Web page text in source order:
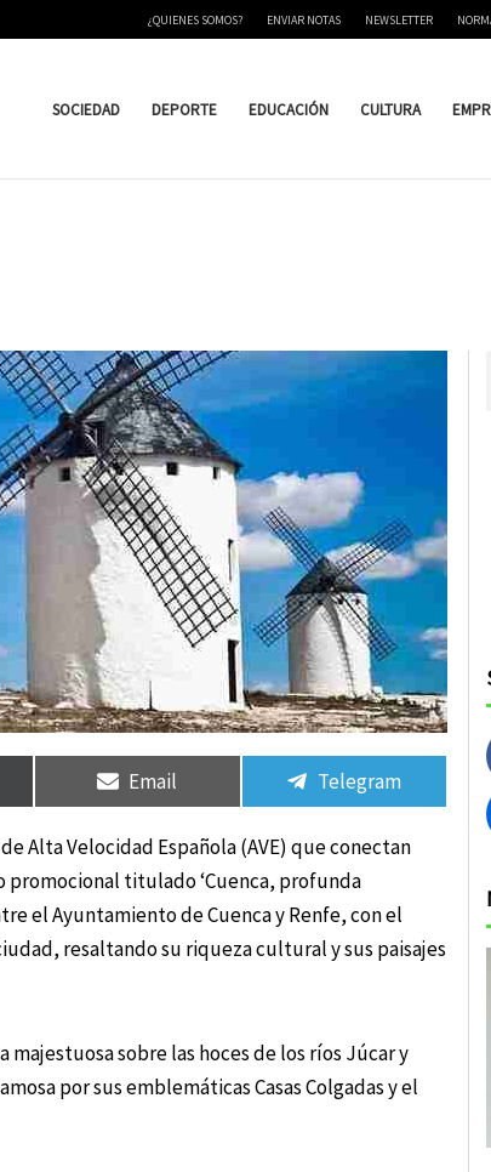
¿QUIENES SOMOS? ENVIAR NOTAS NEWSLETTER
SOCIEDAD DEPORTE EDUCACIÓN CULTURA
Compartir
en
Email
Compartir
en
Telegram
Alta Velocidad Española (AVE) que conectan
promocional titulado ‘Cuenca, profunda
el Ayuntamiento de Cuenca y Renfe, con el
resaltando su riqueza cultural y sus paisajes
sobre las hoces de los ríos Júcar y
por sus emblemáticas Casas Colgadas y el
Compartir
en
Compartir
en